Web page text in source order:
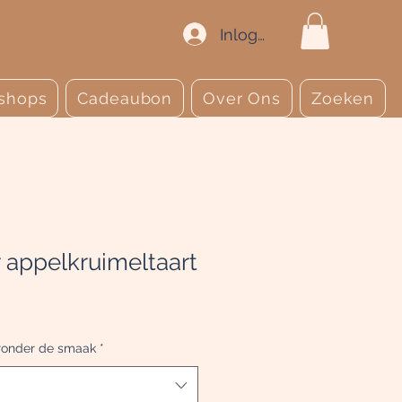
Inloggen
Cadeaubon Over Ons Zoeken
appelkruimeltaart
de smaak *